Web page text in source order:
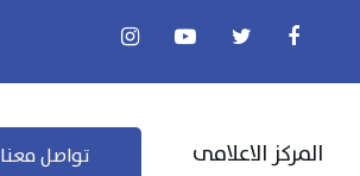
المركز الاعلامى تواصل معنا